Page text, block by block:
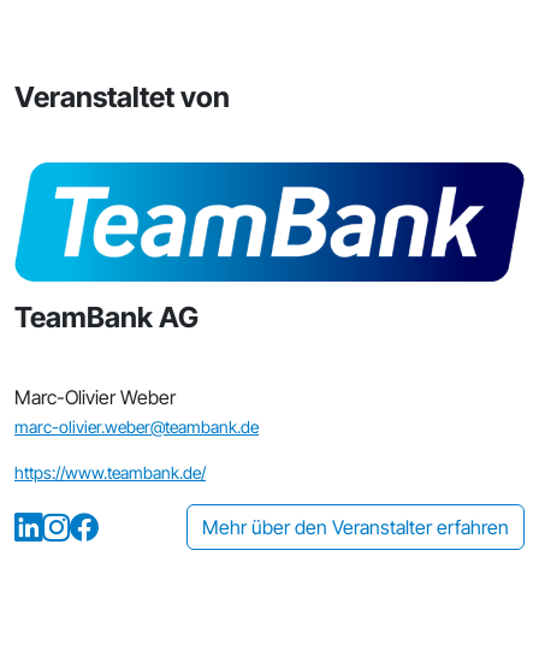
Veranstaltet von
TeamBank AG
Marc-Olivier Weber
marc-olivier.weber@teambank.de
https://www.teambank.de/
Mehr über den Veranstalter erfahren